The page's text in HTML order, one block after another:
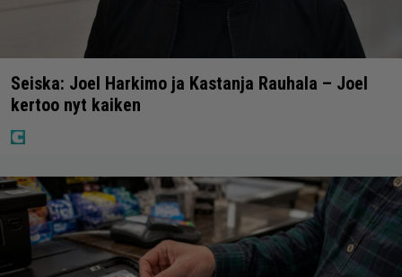
Seiska: Joel Harkimo ja Kastanja Rauhala – Joel
kertoo nyt kaiken